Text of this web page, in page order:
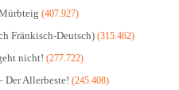
(407.927)
Fränkisch-Deutsch) (315.462)
nicht! (277.722)
Der Allerbeste! (245.408)